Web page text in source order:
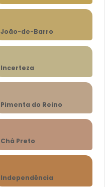
João-de-Barro
Incerteza
Pimenta do Reino
Chá Preto
Independência